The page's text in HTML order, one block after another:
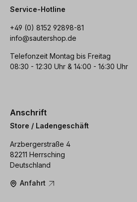
Service-Hotline
+49 (0) 8152 92898-81
info@sautershop.de
Telefonzeit Montag bis Freitag
08:30 - 12:30 Uhr & 14:00 - 16:30 Uhr
Anschrift
Store / Ladengeschäft
Arzbergerstraße 4
82211 Herrsching
Deutschland
Anfahrt